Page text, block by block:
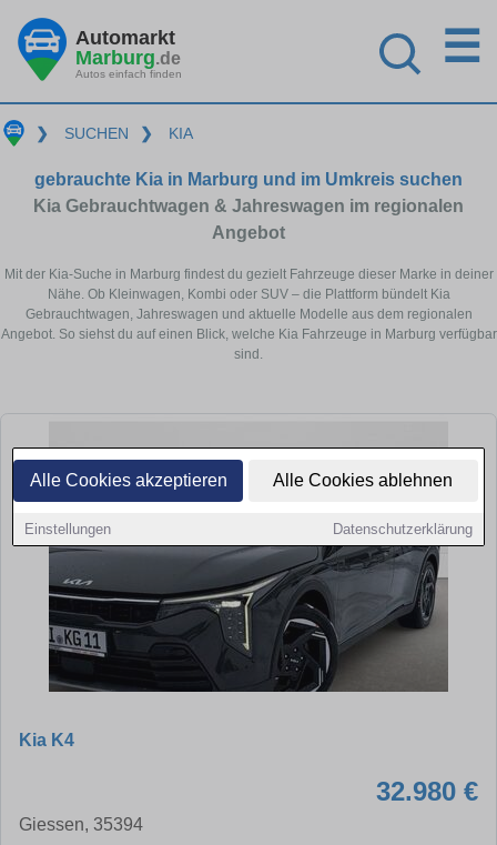
Alle Cookies akzeptieren Alle Cookies ablehnen
Einstellungen Datenschutzerklärung
Automarkt
Marburg.de
Autos einfach finden
☰
❯ SUCHEN ❯ KIA
gebrauchte Kia in Marburg und im Umkreis suchen
Kia Gebrauchtwagen & Jahreswagen im regionalen
Angebot
Mit der Kia-Suche in Marburg findest du gezielt Fahrzeuge dieser Marke in deiner
Nähe. Ob Kleinwagen, Kombi oder SUV – die Plattform bündelt Kia
Gebrauchtwagen, Jahreswagen und aktuelle Modelle aus dem regionalen
Angebot. So siehst du auf einen Blick, welche Kia Fahrzeuge in Marburg verfügbar
sind.
Kia K4
32.980 €
Giessen, 35394